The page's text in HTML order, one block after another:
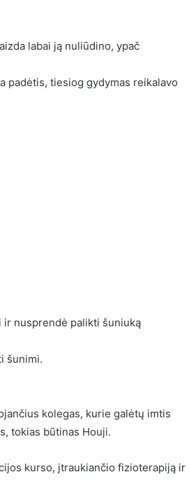
labai ją nuliūdino, ypač
padėtis, tiesiog gydymas reikalavo
nusprendė palikti šuniuką
šunimi.
kolegas, kurie galėtų imtis
tokias būtinas Houji.
kurso, įtraukiančio fizioterapiją ir